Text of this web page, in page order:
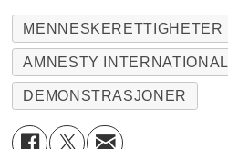
MENNESKERETTIGHETER
AMNESTY INTERNATIONAL
DEMONSTRASJONER